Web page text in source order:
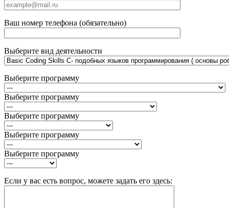
Ваш номер телефона (обязательно)
Выберите вид деятельности
Выберите программу
Выберите программу
Выберите программу
Выберите программу
Выберите программу
Если у вас есть вопрос, можете задать его здесь: